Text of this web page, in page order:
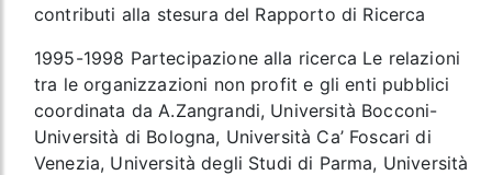
contributi alla stesura del Rapporto di Ricerca
1995-1998 Partecipazione alla ricerca Le relazioni
tra le organizzazioni non profit e gli enti pubblici
coordinata da A.Zangrandi, Università Bocconi-
Università di Bologna, Università Ca’ Foscari di
Venezia, Università degli Studi di Parma, Università